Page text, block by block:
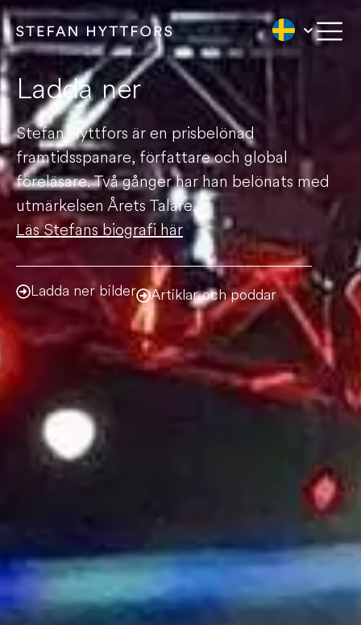
Ladda ner
Stefan Hyttfors är en prisbelönad
framtidsspanare, författare och global
föreläsare. Två gånger har han belönats med
utmärkelsen Årets Talare.
Läs Stefans biografi här
Ladda ner bilder Artiklar och poddar